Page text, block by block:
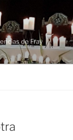
de Fray